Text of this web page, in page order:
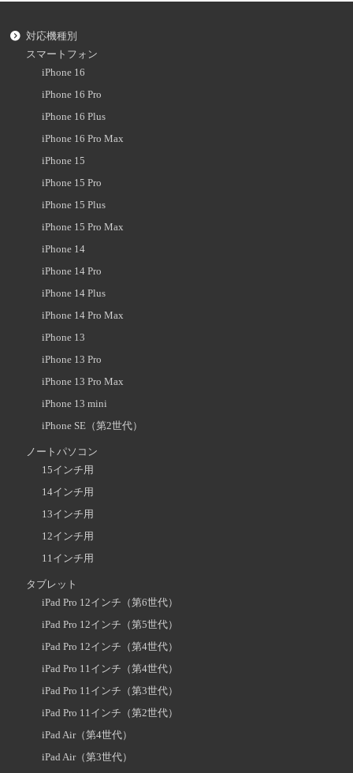
対応機種別
スマートフォン
iPhone 16
iPhone 16 Pro
iPhone 16 Plus
iPhone 16 Pro Max
iPhone 15
iPhone 15 Pro
iPhone 15 Plus
iPhone 15 Pro Max
iPhone 14
iPhone 14 Pro
iPhone 14 Plus
iPhone 14 Pro Max
iPhone 13
iPhone 13 Pro
iPhone 13 Pro Max
iPhone 13 mini
iPhone SE（第2世代）
ノートパソコン
15インチ用
14インチ用
13インチ用
12インチ用
11インチ用
タブレット
iPad Pro 12インチ（第6世代）
iPad Pro 12インチ（第5世代）
iPad Pro 12インチ（第4世代）
iPad Pro 11インチ（第4世代）
iPad Pro 11インチ（第3世代）
iPad Pro 11インチ（第2世代）
iPad Air（第4世代）
iPad Air（第3世代）